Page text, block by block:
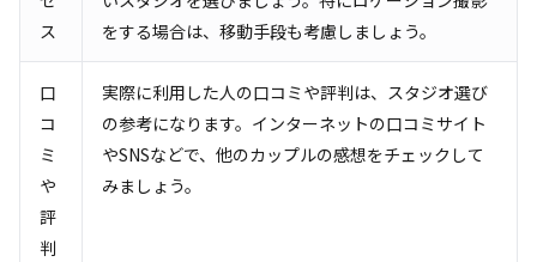
ス
をする場合は、移動手段も考慮しましょう。
口
コ
ミ
や
評
判
実際に利用した人の口コミや評判は、スタジオ選び
の参考になります。インターネットの口コミサイト
やSNSなどで、他のカップルの感想をチェックして
みましょう。